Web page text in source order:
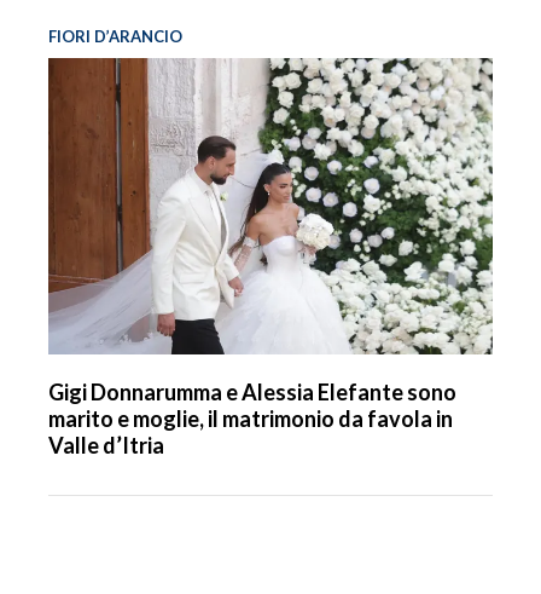
FIORI D’ARANCIO
Gigi Donnarumma e Alessia Elefante sono
marito e moglie, il matrimonio da favola in
Valle d’Itria